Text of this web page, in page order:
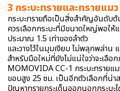
3 กระบะทรายและทรายแมว
กระบะทรายถือเป็นสิ่งสำคัญอันดับต้
ควรเลือกกระบะที่มีขนาดใหญ่พอให้
ประมาณ 1.5 เท่าของลำตัว
และวางไว้ในมุมเงียบ ไม่พลุกพล่าน
สำหรับมือใหม่ที่ยังไม่แน่ใจว่าจะเลือ
MOMOVIDA CC-1 กระบะทรายแ
ขอบสูง 25 ซม. เป็นอีกตัวเลือกที่น่า
ปัญหาทรายกระเด็นออกนอกกระบะ